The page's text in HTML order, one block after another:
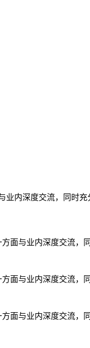
内深度交流，同时
面与业内深度交流
面与业内深度交流
面与业内深度交流